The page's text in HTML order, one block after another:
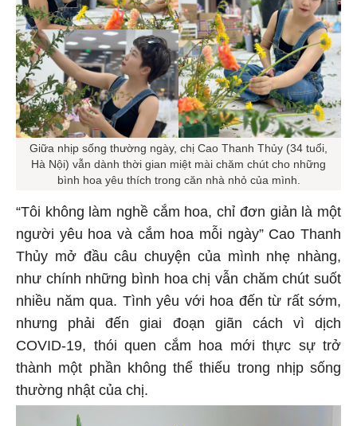
Giữa nhịp sống thường ngày, chị Cao Thanh Thủy (34 tuổi,
Hà Nội) vẫn dành thời gian miệt mài chăm chút cho những
bình hoa yêu thích trong căn nhà nhỏ của mình.
“Tôi không làm nghề cắm hoa, chỉ đơn giản là một
người yêu hoa và cắm hoa mỗi ngày” Cao Thanh
Thủy mở đầu câu chuyện của mình nhẹ nhàng,
như chính những bình hoa chị vẫn chăm chút suốt
nhiều năm qua. Tình yêu với hoa đến từ rất sớm,
nhưng phải đến giai đoạn giãn cách vì dịch
COVID-19, thói quen cắm hoa mới thực sự trở
thành một phần không thể thiếu trong nhịp sống
thường nhật của chị.